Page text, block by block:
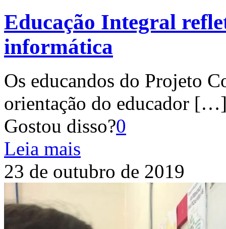
Educação Integral
informática
Os educandos do Projeto
orientação do educador
Gostou disso?0
Leia mais
23 de outubro de 2019